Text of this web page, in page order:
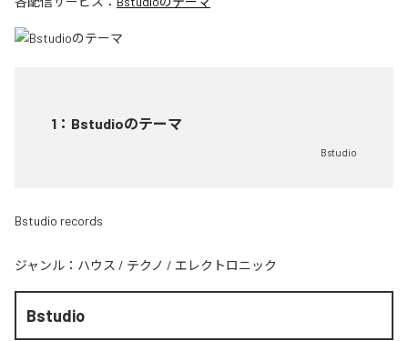
1 ： Bstudioのテーマ
Bstudio
Bstudio records
ジャンル： ハウス / テクノ / エレクトロニック
Bstudio